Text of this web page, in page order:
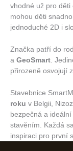
vhodné už pro děti
mohou děti
jednoduché 2D i
Značka patří do
a GeoSmart .
přirozeně osvojují
Stavebnice
roku v Belgii,
bezpečná a
stavěním. Každá
inspiraci pro první